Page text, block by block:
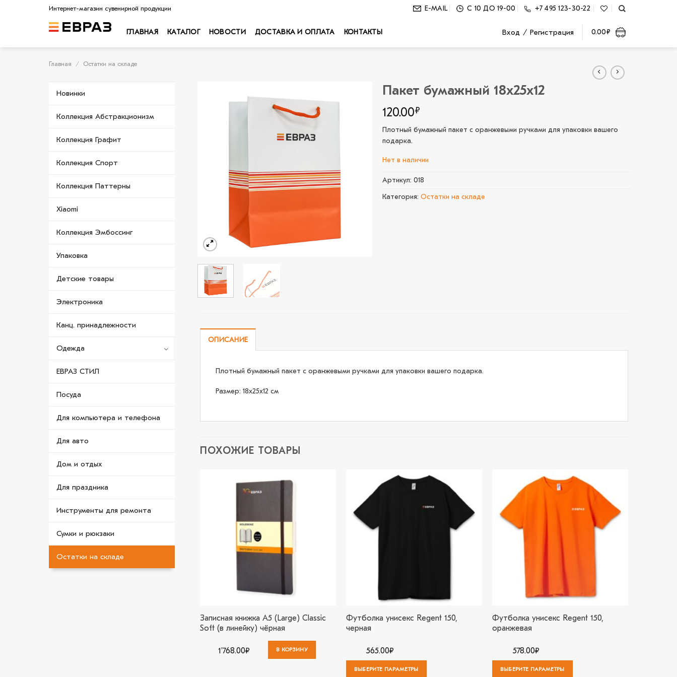
Интернет-магазин сувенирной продукции E-MAIL С 10 ДО 19-00 +7 495 123-30-22
ГЛАВНАЯ КАТАЛОГ НОВОСТИ ДОСТАВКА И ОПЛАТА КОНТАКТЫ Вход / Регистрация 0.00₽
Главная / Остатки на складе
Новинки
Коллекция Абстракционизм
Коллекция Графит
Коллекция Спорт
Коллекция Паттерны
Xiaomi
Коллекция Эмбоссинг
Упаковка
Детские товары
Электроника
Канц. принадлежности
Одежда
ЕВРАЗ СТИЛ
Посуда
Для компьютера и телефона
Для авто
Дом и отдых
Для праздника
Инструменты для ремонта
Сумки и рюкзаки
Остатки на складе
Пакет бумажный 18х25х12
120.00₽
Плотный бумажный пакет с оранжевыми ручками для упаковки вашего
подарка.
Нет в наличии
Артикул: 018
Категория: Остатки на складе
ОПИСАНИЕ
Плотный бумажный пакет с оранжевыми ручками для упаковки вашего подарка.
Размер: 18x25x12 см
ПОХОЖИЕ ТОВАРЫ
Записная книжка А5 (Large) Classic
Soft (в линейку) чёрная
1'768.00₽ В КОРЗИНУ
В
избранное
Футболка унисекс Regent 150,
черная
565.00₽
ВЫБЕРИТЕ ПАРАМЕТРЫ
В
избранное
Футболка унисекс Regent 150,
оранжевая
578.00₽
ВЫБЕРИТЕ ПАРАМЕТРЫ